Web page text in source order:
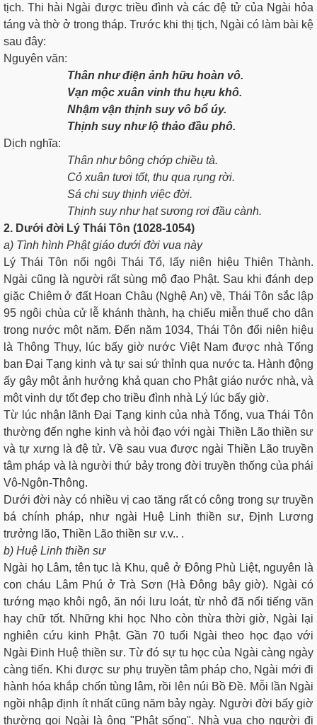
tịch. Thi hài Ngài được triều đình và các đệ tử của Ngài hỏa
táng và thờ ở trong tháp. Trước khi thị tịch, Ngài có làm bài kệ
sau đây:
Nguyên văn:
Thân như điện ảnh hữu hoàn vô.
Vạn mộc xuân vinh thu hựu khô.
Nhậm vận thịnh suy vô bổ úy.
Thịnh suy như lộ thảo đầu phô.
Dịch nghĩa:
Thân như bông chớp chiều tà.
Cỏ xuân tươi tốt, thu qua rụng rời.
Sá chi suy thịnh việc đời.
Thịnh suy như hạt sương rơi đầu cành.
2. Dưới đời Lý Thái Tôn (1028-1054)
a) Tình hình Phật giáo dưới đời vua này
Lý Thái Tôn nối ngôi Thái Tổ, lấy niên hiệu Thiên Thành.
Ngài cũng là người rất sùng mộ đạo Phật. Sau khi đánh dẹp
giặc Chiêm ở đất Hoan Châu (Nghệ An) về, Thái Tôn sắc lập
95 ngôi chùa cử lễ khánh thành, hạ chiếu miễn thuế cho dân
trong nước một năm. Ðến năm 1034, Thái Tôn đổi niên hiệu
là Thông Thụy, lúc bấy giờ nước Việt Nam được nhà Tống
ban Ðại Tạng kinh và tự sai sứ thỉnh qua nước ta. Hành động
ấy gây một ảnh hưởng khả quan cho Phật giáo nước nhà, và
một vinh dự tốt đẹp cho triều đình nhà Lý lúc bấy giờ.
Từ lúc nhận lãnh Ðại Tạng kinh của nhà Tống, vua Thái Tôn
thường đến nghe kinh và hỏi đạo với ngài Thiền Lão thiền sư
và tự xưng là đệ tử. Về sau vua được ngài Thiền Lão truyền
tâm pháp và là người thứ bảy trong đời truyền thống của phái
Vô-Ngôn-Thông.
Dưới đời này có nhiều vị cao tăng rất có công trong sự truyền
bá chính pháp, như ngài Huệ Linh thiền sư, Ðịnh Lương
trưởng lão, Thiền Lão thiền sư v.v.. .
b) Huệ Linh thiền sư
Ngài họ Lâm, tên tục là Khu, quê ở Ðông Phù Liệt, nguyên là
con cháu Lâm Phú ở Trà Sơn (Hà Ðông bây giờ). Ngài có
tướng mạo khôi ngô, ăn nói lưu loát, từ nhỏ đã nổi tiếng văn
hay chữ tốt. Những khi học Nho còn thừa thời giờ, Ngài lại
nghiên cứu kinh Phật. Gần 70 tuổi Ngài theo học đạo với
Ngài Ðinh Huệ thiền sư. Từ đó sự tu học của Ngài càng ngày
càng tiến. Khi được sư phụ truyền tâm pháp cho, Ngài mới đi
hành hóa khắp chốn tùng lâm, rồi lên núi Bồ Đề. Mỗi lần Ngài
ngồi nhập định ít nhất cũng năm bảy ngày. Người đời bấy giờ
thường gọi Ngài là ông "Phật sống". Nhà vua cho người đi